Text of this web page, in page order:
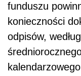
funduszu
konieczności
odpisów,